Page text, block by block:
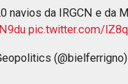
navios da IRGCN e da
pic.twitter.com/
(@bielferrigno)